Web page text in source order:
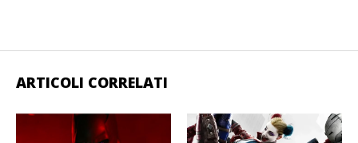
ARTICOLI CORRELATI